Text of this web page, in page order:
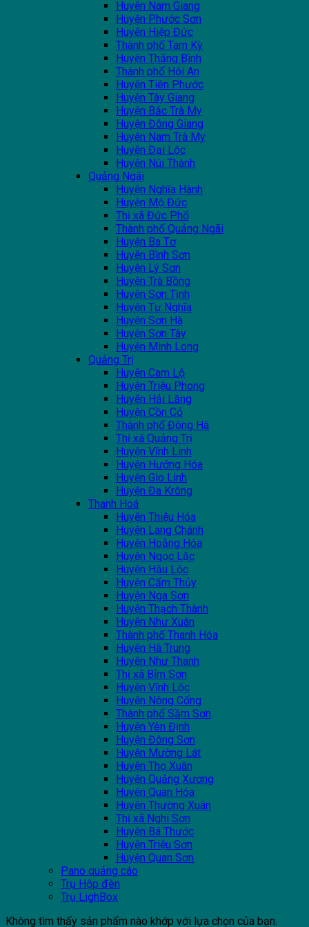
Huyện Nam Giang
Huyện Phước Sơn
Huyện Hiệp Đức
Thành phố Tam Kỳ
Huyện Thăng Bình
Thành phố Hội An
Huyện Tiên Phước
Huyện Tây Giang
Huyện Bắc Trà My
Huyện Đông Giang
Huyện Nam Trà My
Huyện Đại Lộc
Huyện Núi Thành
Quảng Ngãi
Huyện Nghĩa Hành
Huyện Mộ Đức
Thị xã Đức Phổ
Thành phố Quảng Ngãi
Huyện Ba Tơ
Huyện Bình Sơn
Huyện Lý Sơn
Huyện Trà Bồng
Huyện Sơn Tịnh
Huyện Tư Nghĩa
Huyện Sơn Hà
Huyện Sơn Tây
Huyện Minh Long
Quảng Trị
Huyện Cam Lộ
Huyện Triệu Phong
Huyện Hải Lăng
Huyện Cồn Cỏ
Thành phố Đông Hà
Thị xã Quảng Trị
Huyện Vĩnh Linh
Huyện Hướng Hóa
Huyện Gio Linh
Huyện Đa Krông
Thanh Hoá
Huyện Thiệu Hóa
Huyện Lang Chánh
Huyện Hoằng Hóa
Huyện Ngọc Lặc
Huyện Hậu Lộc
Huyện Cẩm Thủy
Huyện Nga Sơn
Huyện Thạch Thành
Huyện Như Xuân
Thành phố Thanh Hóa
Huyện Hà Trung
Huyện Như Thanh
Thị xã Bỉm Sơn
Huyện Vĩnh Lộc
Huyện Nông Cống
Thành phố Sầm Sơn
Huyện Yên Định
Huyện Đông Sơn
Huyện Mường Lát
Huyện Thọ Xuân
Huyện Quảng Xương
Huyện Quan Hóa
Huyện Thường Xuân
Thị xã Nghi Sơn
Huyện Bá Thước
Huyện Triệu Sơn
Huyện Quan Sơn
Pano quảng cáo
Trụ Hộp đèn
Trụ LighBox
Không tìm thấy sản phẩm nào khớp với lựa chọn của bạn.